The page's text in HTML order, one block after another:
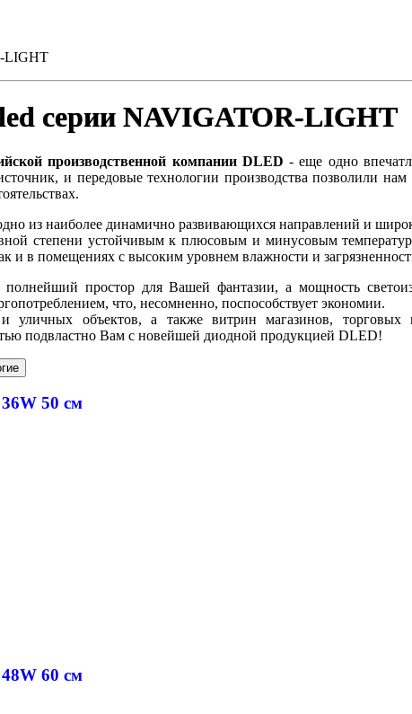
LIGHT
серии NAVIGATOR-LIGHT
производственной компании DLED - еще одно
и передовые технологии производства позволили
из наиболее динамично развивающихся направлений и
степени устойчивым к плюсовым и минусовым
в помещениях с высоким уровнем влажности и
полнейший простор для Вашей фантазии, а мощность
что, несомненно, поспособствует экономии.
уличных объектов, а также витрин магазинов, торговых
подвластно Вам с новейшей диодной продукцией DLED!
50 cм
60 cм